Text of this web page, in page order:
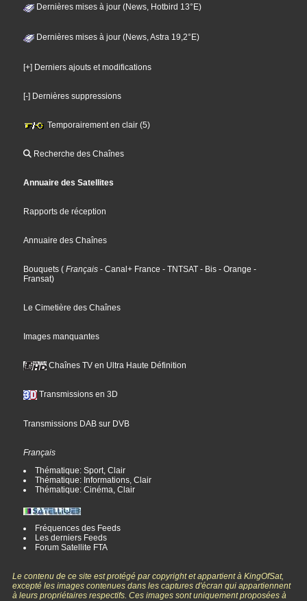
Dernières mises à jour (News, Hotbird 13°E)
Dernières mises à jour (News, Astra 19,2°E)
[+] Derniers ajouts et modifications
[-] Dernières suppressions
Temporairement en clair (5)
Recherche des Chaînes
Annuaire des Satellites
Rapports de réception
Annuaire des Chaînes
Bouquets ( Français - Canal+ France - TNTSAT - Bis - Orange -
Fransat)
Le Cimetière des Chaînes
Images manquantes
Chaînes TV en Ultra Haute Définition
Transmissions en 3D
Transmissions DAB sur DVB
Français
Thématique: Sport, Clair
Thématique: Informations, Clair
Thématique: Cinéma, Clair
Fréquences des Feeds
Les derniers Feeds
Forum Satellite FTA
Le contenu de ce site est protégé par copyright et appartient à KingOfSat,
excepté les images contenues dans les captures d'écran qui appartiennent
à leurs propriétaires respectifs. Ces images sont uniquement proposées à